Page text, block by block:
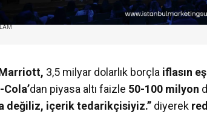
Marriott, 3,5 milyar dolarlık borçla iflasın
dan piyasa altı faizle 50-100 milyon
değiliz, içerik tedarikçisiyiz.” diyerek